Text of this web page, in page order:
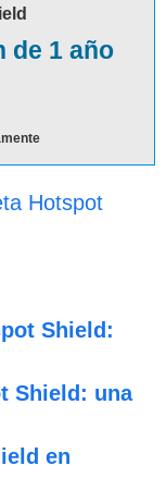
de 1 año
Hotspot
Shield:
Shield: una
en